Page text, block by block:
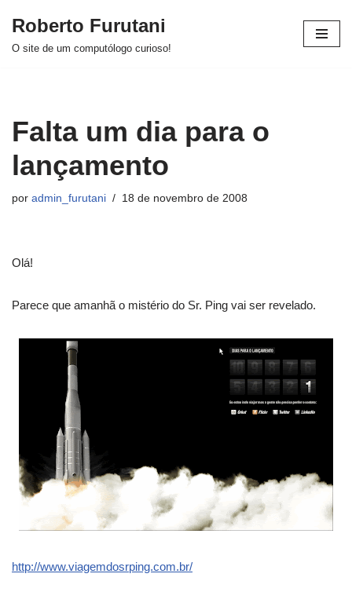
Pular
Roberto Furutani
O site de um computólogo curioso!
Falta um dia para o
lançamento
por admin_furutani 18 de novembro de 2008
Olá!
Parece que amanhã o mistério do Sr. Ping vai ser revelado.
http://www.viagemdosrping.com.br/